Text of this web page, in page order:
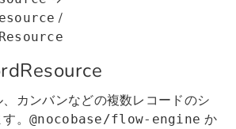
/
カンバンなどの複数レコードのシ
。 @nocobase/flow-engine か